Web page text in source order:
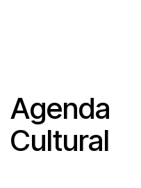
Agenda
Cultural